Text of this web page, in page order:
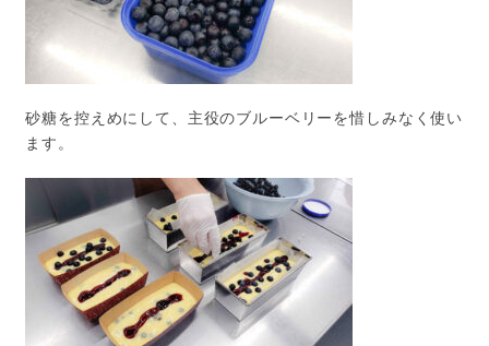
砂糖を控えめにして、主役のブルーベリーを惜しみなく使い
ます。